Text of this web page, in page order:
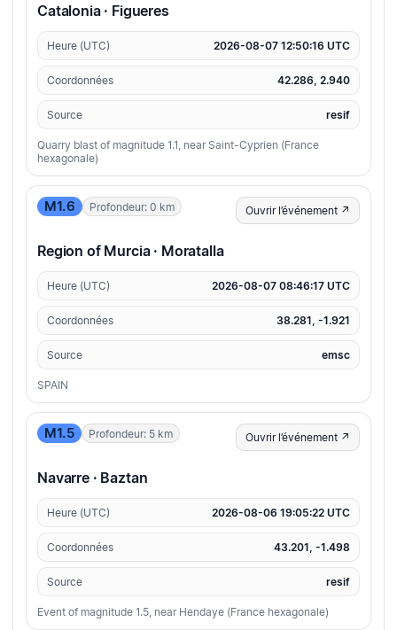
Catalonia · Figueres
Heure (UTC) 2026-08-07 12:50:16 UTC
Coordonnées 42.286, 2.940
Source resif
Quarry blast of magnitude 1.1, near Saint-Cyprien (France
hexagonale)
M1.6 Profondeur: 0 km Ouvrir l’événement ↗
Region of Murcia · Moratalla
Heure (UTC) 2026-08-07 08:46:17 UTC
Coordonnées 38.281, -1.921
Source emsc
SPAIN
M1.5 Profondeur: 5 km Ouvrir l’événement ↗
Navarre · Baztan
Heure (UTC) 2026-08-06 19:05:22 UTC
Coordonnées 43.201, -1.498
Source resif
Event of magnitude 1.5, near Hendaye (France hexagonale)